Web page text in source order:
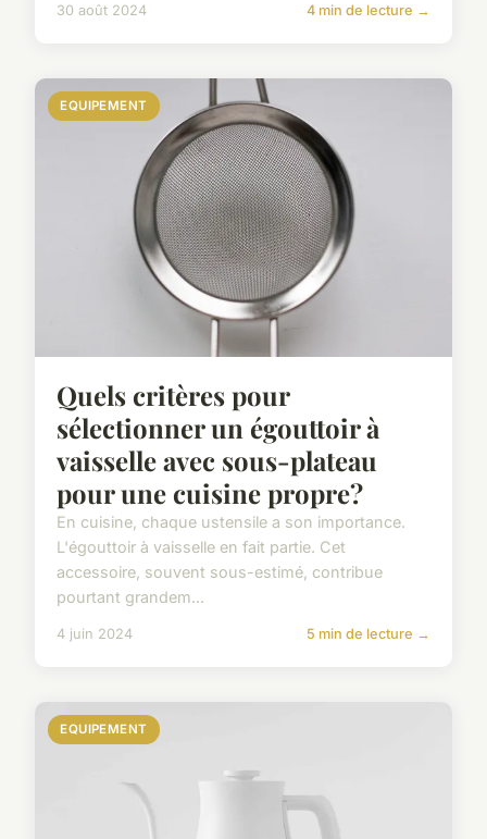
30 août 2024 4 min de lecture →
EQUIPEMENT
Quels critères pour
sélectionner un égouttoir à
vaisselle avec sous-plateau
pour une cuisine propre?
En cuisine, chaque ustensile a son importance.
L'égouttoir à vaisselle en fait partie. Cet
accessoire, souvent sous-estimé, contribue
pourtant grandem...
4 juin 2024 5 min de lecture →
EQUIPEMENT